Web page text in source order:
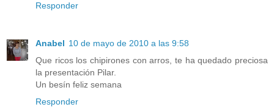
Responder
Anabel 10 de mayo de 2010 a las 9:58
Que ricos los chipirones con arros, te ha quedado preciosa
la presentación Pilar.
Un besín feliz semana
Responder